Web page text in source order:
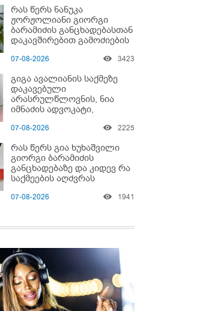
გადმოვასვენე... ბარამიძე
კი ტყუის"
რას წერს ნანუკა
ჟორჟოლიანი გიორგი
ბარამიძის განცხადებასთან
დაკავშირებით გამოძიების
07-08-2026 3423
გიგა ავალიანის საქმეზე
დაკავებული
არასრულწლოვნის, ნია
იმნაძის ადვოკატი,
გადაღებულ კადრებს
07-08-2026 2225
რას წერს გია ხუხაშვილი
გიორგი ბარამიძის
განცხადებაზე და კიდევ რა
საქმეების აღძვრას
07-08-2026 1941